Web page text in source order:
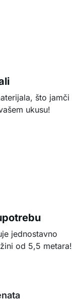
što jamči
ukusu!
jednostavno
od 5,5 metara!